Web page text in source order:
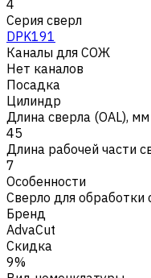
4
Серия сверл
DPK191
Каналы для СОЖ
Нет каналов
Посадка
Цилиндр
Длина сверла (OAL), мм
45
Длина рабочей части
7
Особенности
Сверло для обработки
Бренд
AdvaCut
Скидка
9%